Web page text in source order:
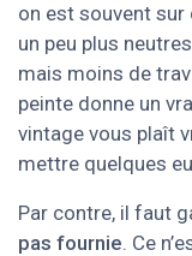
on est souvent
un peu plus
mais moins de
peinte donne un
vintage vous plaît
mettre quelques
Par contre, il faut
pas fournie. Ce